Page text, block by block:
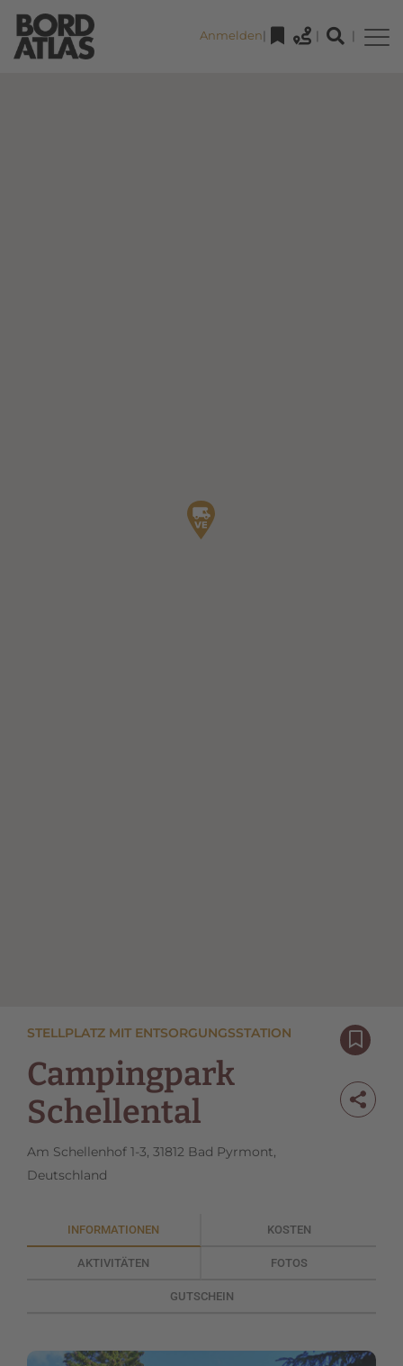
Anmelden| | |
STELLPLATZ MIT ENTSORGUNGSSTATION
Campingpark
Schellental
Am Schellenhof 1-3, 31812 Bad Pyrmont,
Deutschland
INFORMATIONEN KOSTEN
AKTIVITÄTEN FOTOS
GUTSCHEIN